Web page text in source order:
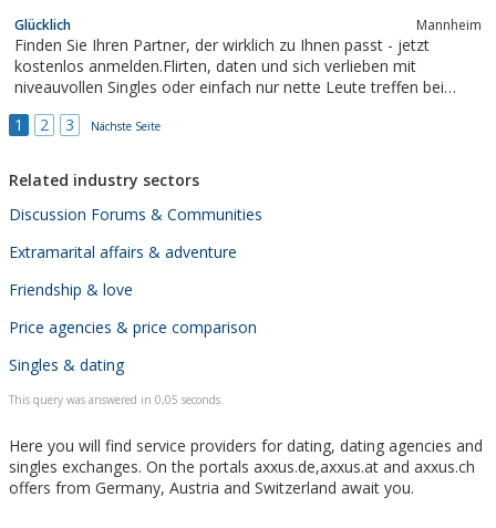
Glücklich Mannheim
Finden Sie Ihren Partner, der wirklich zu Ihnen passt - jetzt
kostenlos anmelden.Flirten, daten und sich verlieben mit
niveauvollen Singles oder einfach nur nette Leute treffen bei
anmelden und mit anderen Singles in Kontakt treten.Viele Singles
1 2 3 Nächste Seite
Related industry sectors
Discussion Forums & Communities
Extramarital affairs & adventure
Friendship & love
Price agencies & price comparison
Singles & dating
This query was answered in 0,05 seconds.
Here you will find service providers for dating, dating agencies and
singles exchanges. On the portals axxus.de,axxus.at and axxus.ch
offers from Germany, Austria and Switzerland await you.